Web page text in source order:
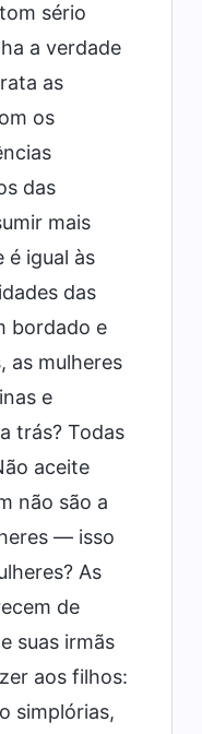
sério
a verdade
as
os
das
mais
é igual às
das
bordado e
as mulheres
e
trás? Todas
aceite
não são a
— isso
As
de
suas irmãs
aos filhos:
simplórias,